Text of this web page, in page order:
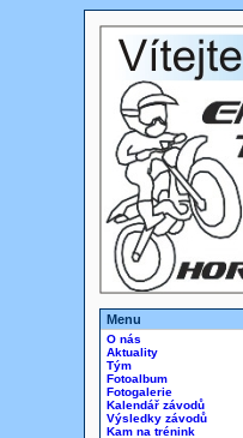
Menu
O nás
Aktuality
Tým
Fotoalbum
Fotogalerie
Kalendář závodů
Výsledky závodů
Kam na trénink